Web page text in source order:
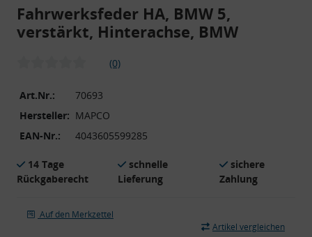
Fahrwerksfeder HA, BMW 5,
verstärkt, Hinterachse, BMW
(0)
Art.Nr.:
70693
Hersteller: MAPCO
EAN-Nr.:
4043605599285
14 Tage
Rückgaberecht
schnelle
Lieferung
sichere
Zahlung
Auf den Merkzettel
Artikel vergleichen